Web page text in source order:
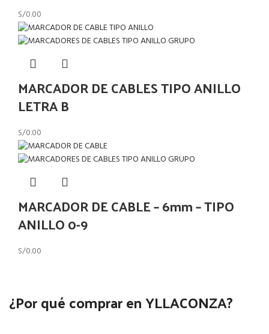
S/0.00
MARCADOR DE CABLES TIPO ANILLO
LETRA B
S/0.00
MARCADOR DE CABLE – 6mm – TIPO
ANILLO 0-9
S/0.00
¿Por qué comprar en YLLACONZA?